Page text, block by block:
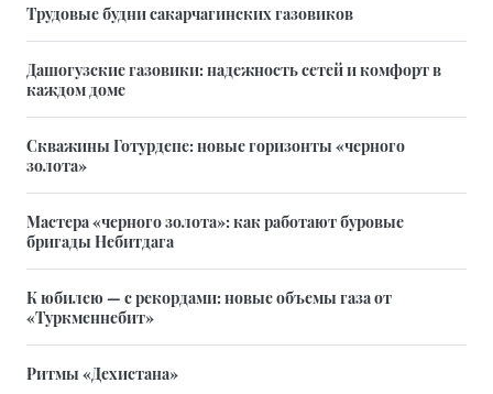
Трудовые будни сакарчагинских газовиков
Дашогузские газовики: надежность сетей и комфорт в
каждом доме
Скважины Готурдепе: новые горизонты «черного
золота»
Мастера «черного золота»: как работают буровые
бригады Небитдага
К юбилею — с рекордами: новые объемы газа от
«Туркменнебит»
Ритмы «Дехистана»